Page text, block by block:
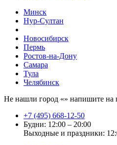
Минск
Нур-Султан
Новосибирск
Пермь
Ростов-на-Дону
Самара
Тула
Челябинск
Не нашли город «» напишите на
+7 (495) 668-12-50
Будни: 12:00 – 20:00
Выходные и праздники: